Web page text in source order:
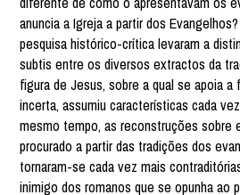
anuncia a Igreja a partir dos
pesquisa histórico-crítica levaram a
subtis entre os diversos extractos da
figura de Jesus, sobre a qual se apoia
incerta, assumiu características cada
mesmo tempo, as reconstruções sobre
procurado a partir das tradições dos
tornaram-se cada vez mais
inimigo dos romanos que se opunha ao